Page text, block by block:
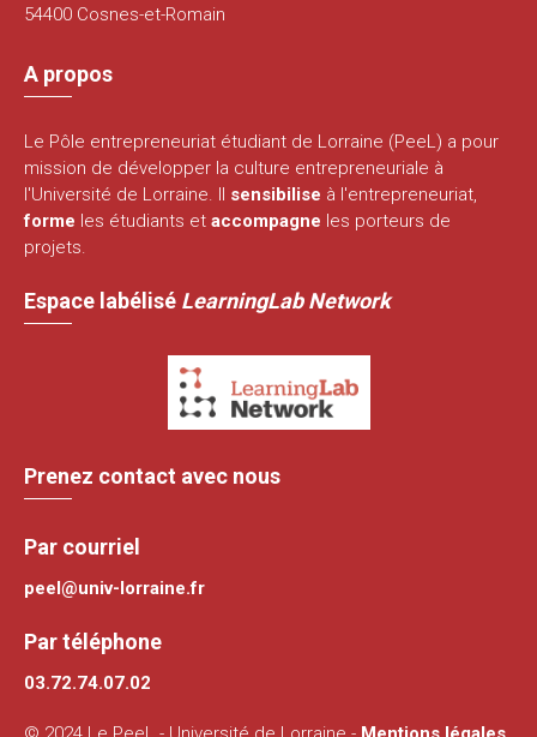
54400 Cosnes-et-Romain
A propos
Le Pôle entrepreneuriat étudiant de Lorraine (PeeL) a pour
mission de développer la culture entrepreneuriale à
l'Université de Lorraine. Il sensibilise à l'entrepreneuriat,
forme les étudiants et accompagne les porteurs de
projets.
Espace labélisé LearningLab Network
Prenez contact avec nous
Par courriel
peel@univ-lorraine.fr
Par téléphone
03.72.74.07.02